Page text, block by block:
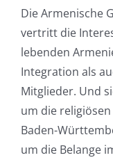
Die Armenische
vertritt die
lebenden
Integration als
Mitglieder. Und
um die
Baden-
um die Belange